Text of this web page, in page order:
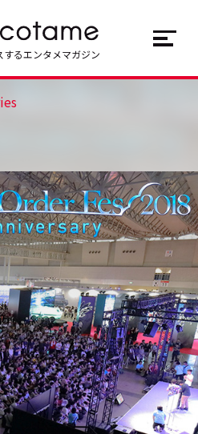
のちょっといい話
EN
するエンタメマガジン